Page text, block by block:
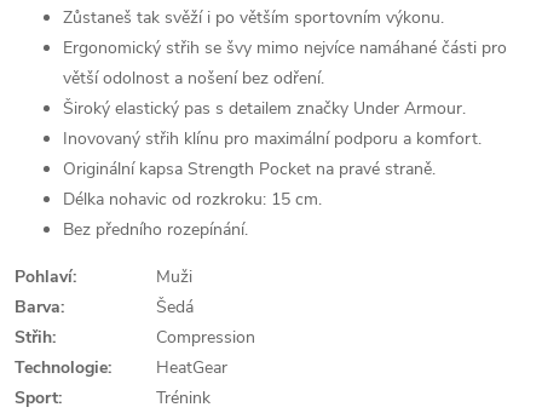
Zůstaneš tak svěží i po větším sportovním výkonu.
Ergonomický střih se švy mimo nejvíce namáhané části pro
větší odolnost a nošení bez odření.
Široký elastický pas s detailem značky Under Armour.
Inovovaný střih klínu pro maximální podporu a komfort.
Originální kapsa Strength Pocket na pravé straně.
Délka nohavic od rozkroku: 15 cm.
Bez předního rozepínání.
Pohlaví:
Muži
Barva:
Šedá
Střih:
Compression
Technologie:
HeatGear
Sport:
Trénink